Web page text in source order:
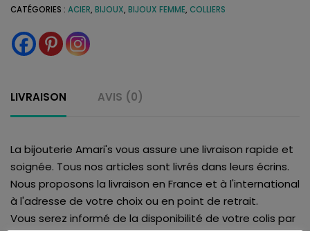
CATÉGORIES : ACIER, BIJOUX, BIJOUX FEMME, COLLIERS
LIVRAISON AVIS (0)
La bijouterie Amari's vous assure une livraison rapide et
soignée. Tous nos articles sont livrés dans leurs écrins.
Nous proposons la livraison en France et à l'international
à l'adresse de votre choix ou en point de retrait.
Vous serez informé de la disponibilité de votre colis par